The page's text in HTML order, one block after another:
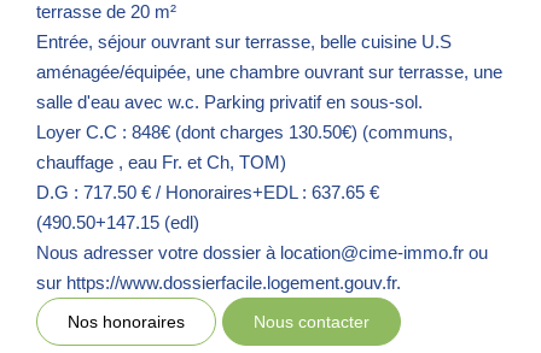
terrasse de 20 m²
Entrée, séjour ouvrant sur terrasse, belle cuisine U.S
aménagée/équipée, une chambre ouvrant sur terrasse, une
salle d'eau avec w.c. Parking privatif en sous-sol.
Loyer C.C : 848€ (dont charges 130.50€) (communs,
chauffage , eau Fr. et Ch, TOM)
D.G : 717.50 € / Honoraires+EDL : 637.65 €
(490.50+147.15 (edl)
Nous adresser votre dossier à location@cime-immo.fr ou
sur https://www.dossierfacile.logement.gouv.fr.
Nos honoraires Nous contacter